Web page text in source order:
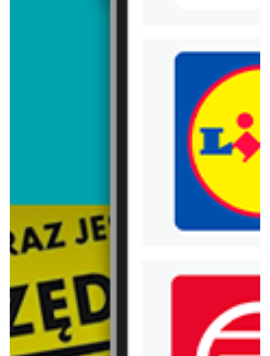
Trafiłeś na nieaktualną gazetkę
Zobacz aktualne gazetki Blix!
aktualna aktualna